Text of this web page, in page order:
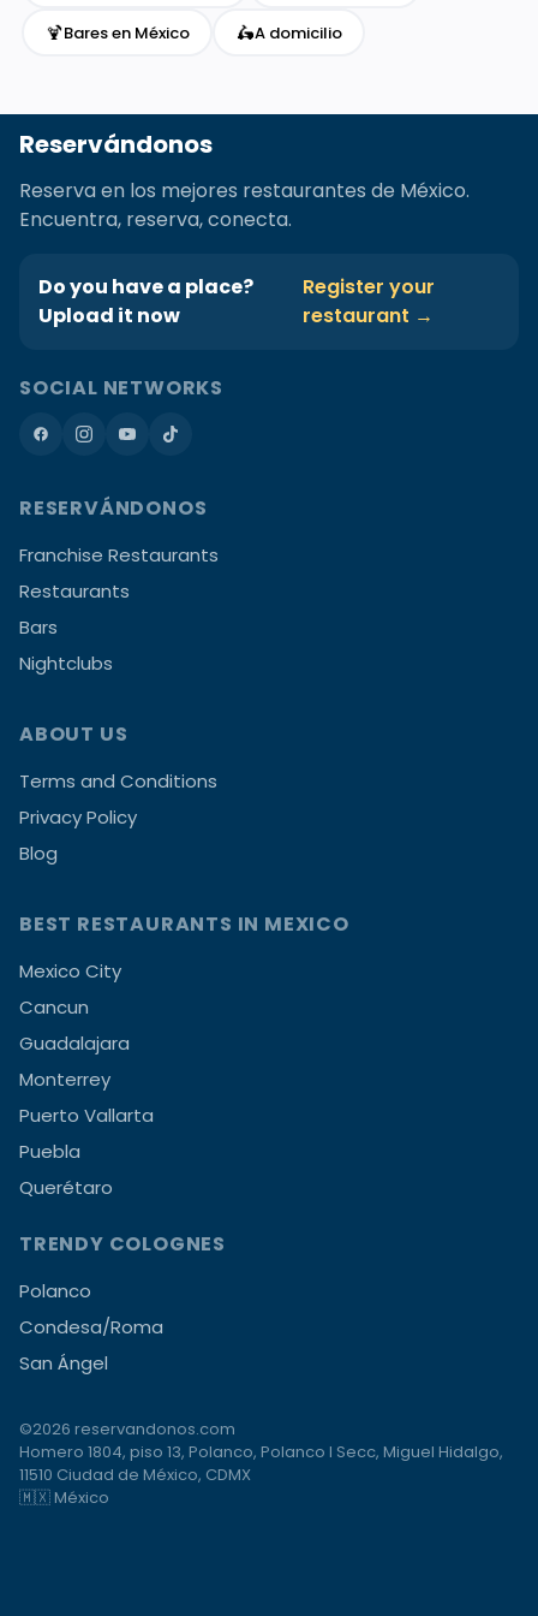
🍹Bares en México 🛵A domicilio
Reservándonos
Reserva en los mejores restaurantes de México.
Encuentra, reserva, conecta.
Do you have a place?
Upload it now
Register your
restaurant →
SOCIAL NETWORKS
RESERVÁNDONOS
Franchise Restaurants
Restaurants
Bars
Nightclubs
ABOUT US
Terms and Conditions
Privacy Policy
Blog
BEST RESTAURANTS IN MEXICO
Mexico City
Cancun
Guadalajara
Monterrey
Puerto Vallarta
Puebla
Querétaro
TRENDY COLOGNES
Polanco
Condesa/Roma
San Ángel
©2026 reservandonos.com
Homero 1804, piso 13, Polanco, Polanco I Secc, Miguel Hidalgo,
11510 Ciudad de México, CDMX
🇲🇽 México